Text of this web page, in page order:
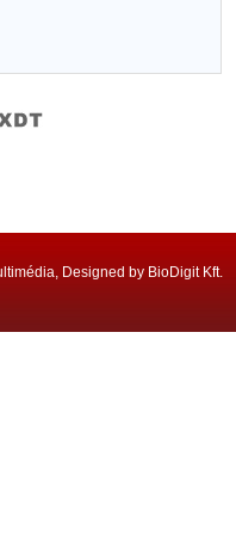
Designed by BioDigit Kft.